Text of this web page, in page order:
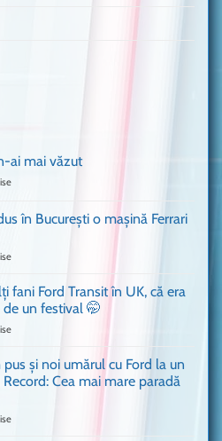
ai mai văzut
Ferrari
cum
văzut
în București o mașină Ferrari
a
în
mașină
Ferrari
fani Ford Transit în UK, că era
un festival 🤭
așa
mulți
și noi umărul cu Ford la un
Cea mai mare paradă